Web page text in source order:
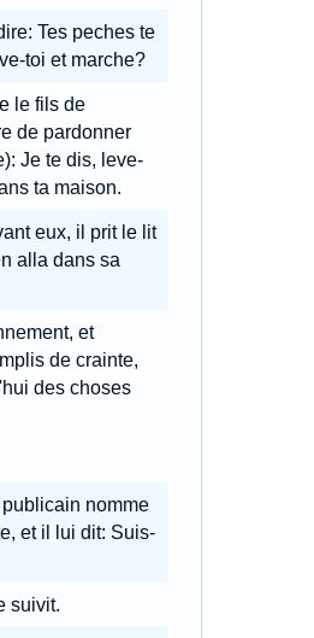
Tes peches te
toi et marche?
le fils de
de pardonner
Je te dis, leve-
ta maison.
eux, il prit le lit
alla dans sa
et
de crainte,
des choses
nomme
et il lui dit: Suis-
suivit.